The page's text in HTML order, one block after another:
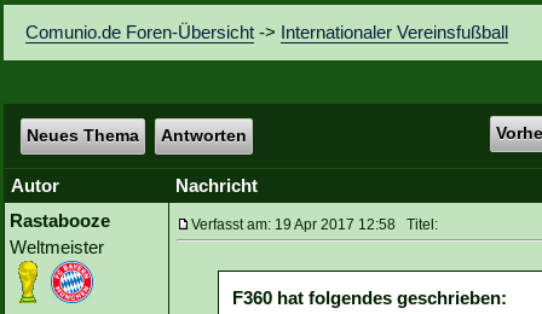
Vereinsfragen
Comunio.de Foren-Übersicht -> Internationaler Vereinsfußball
Neues Thema Antworten
Autor
Nachricht
Rastabooze
Weltmeister
Verfasst am: 19 Apr 2017 12:58 Titel:
F360 hat folgendes geschrieben: